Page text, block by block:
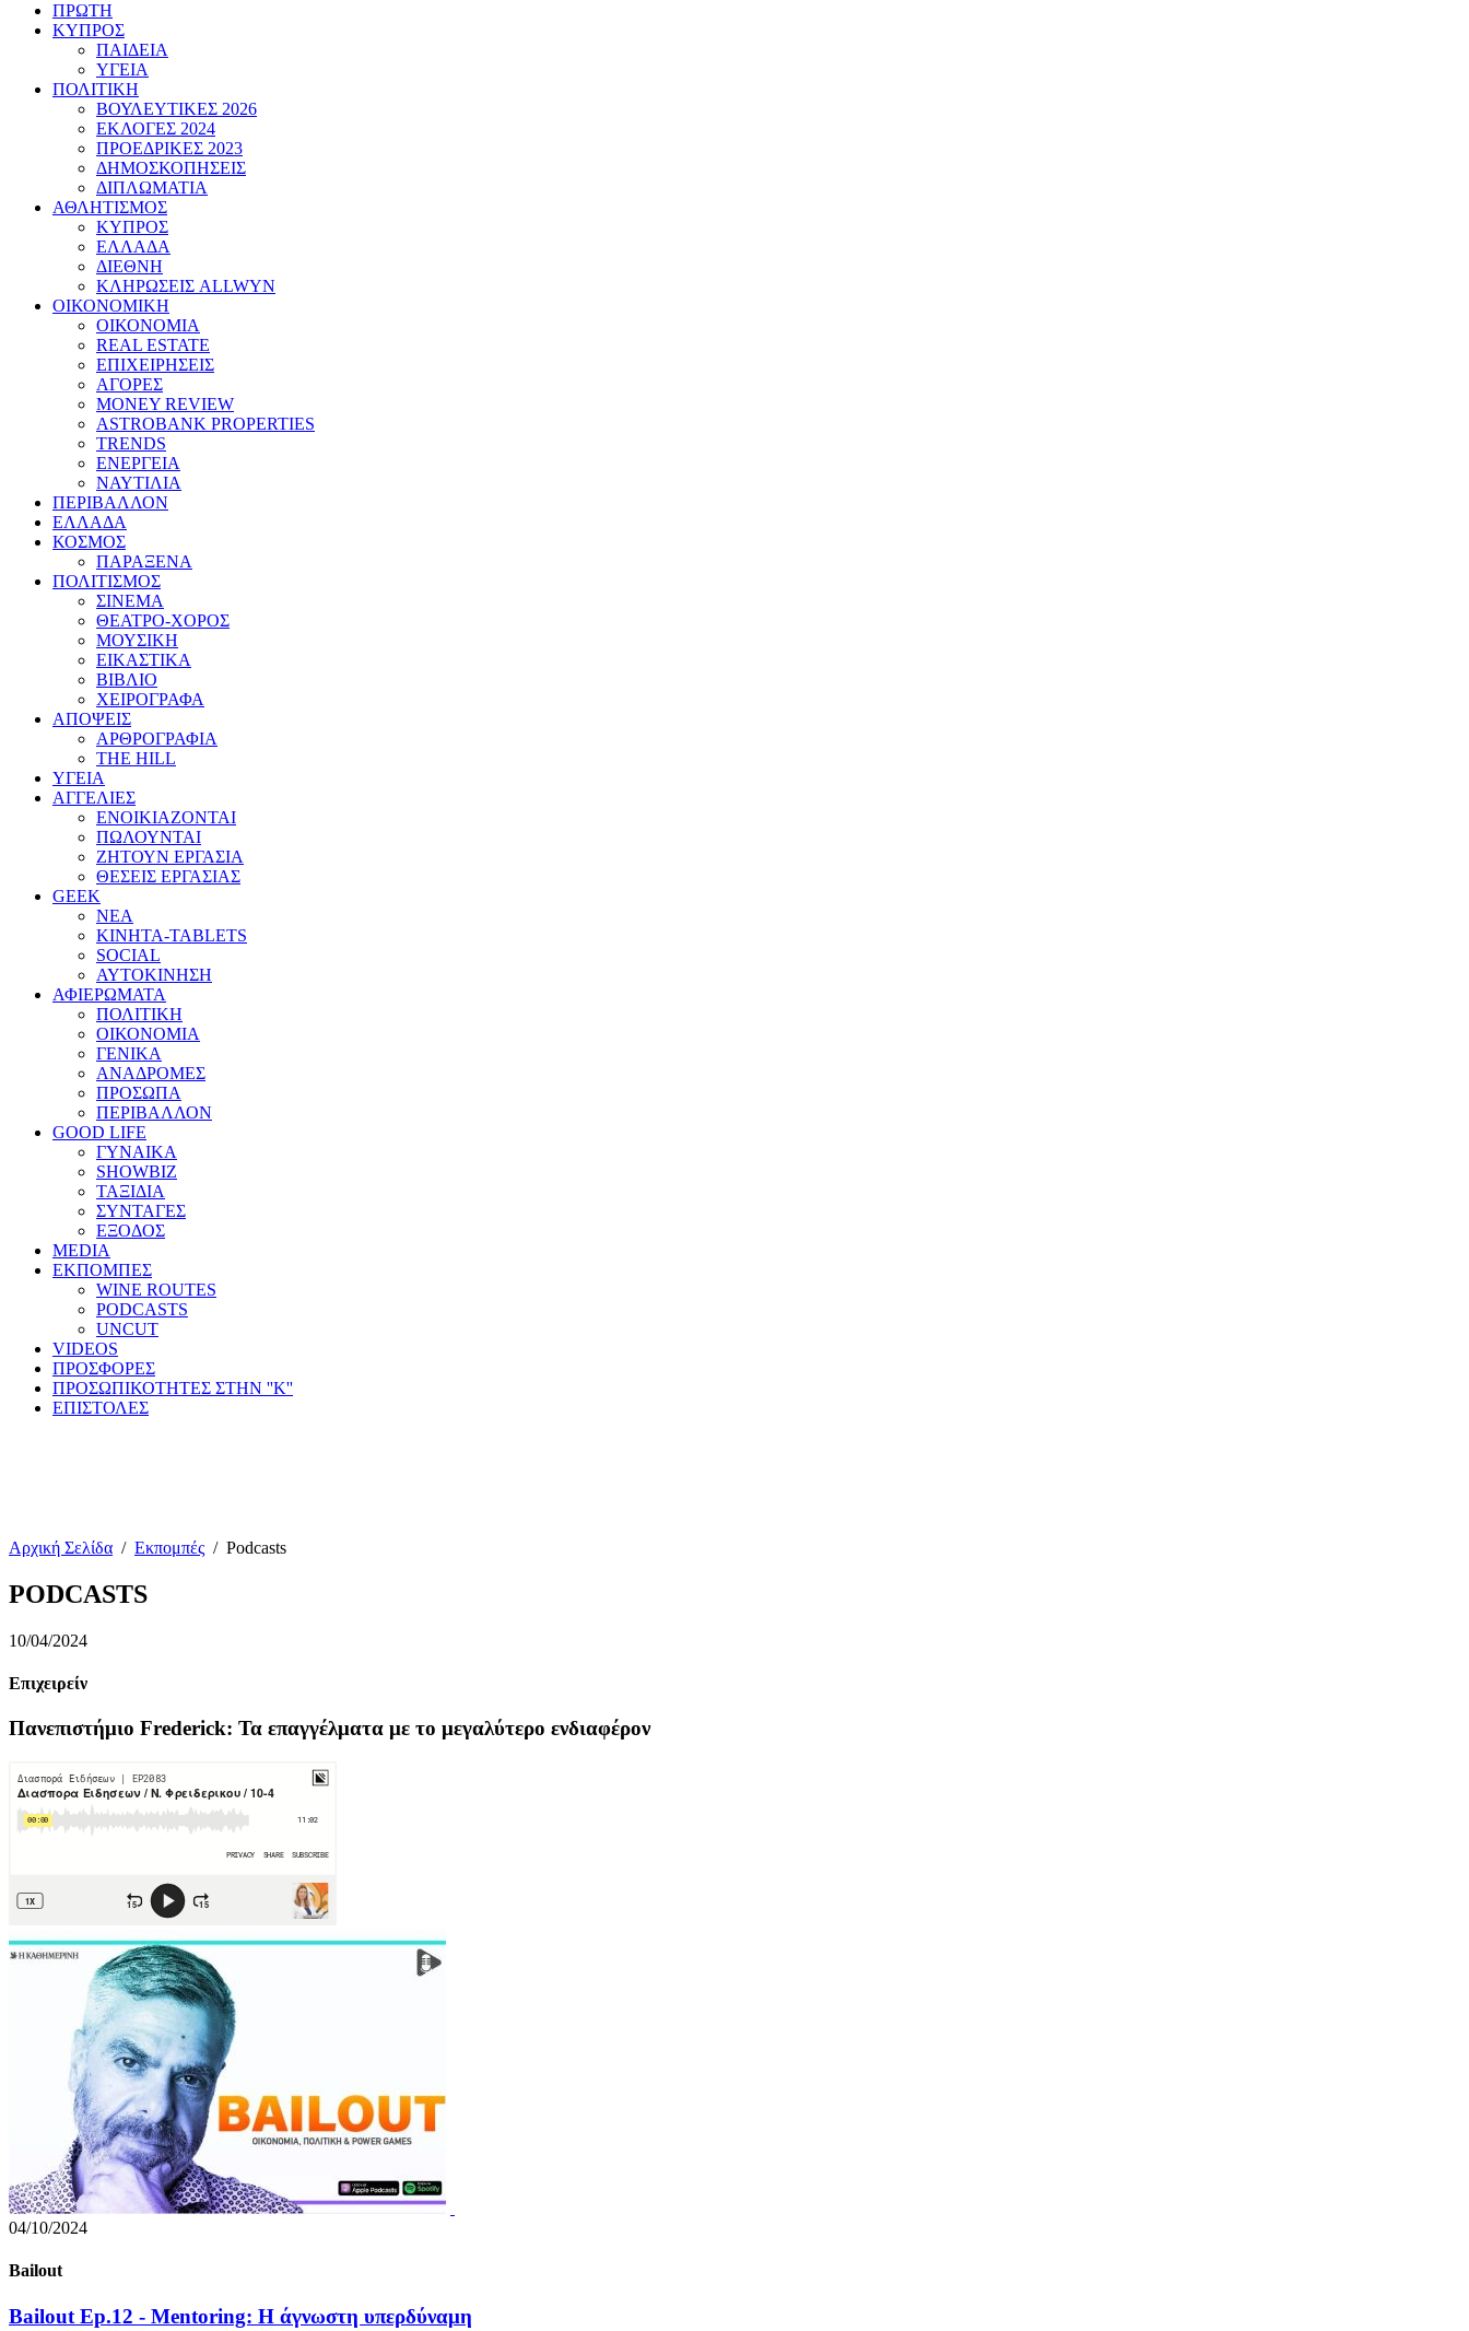
ΠΡΩΤΗ
ΚΥΠΡΟΣ
ΠΑΙΔΕΙΑ
ΥΓΕΙΑ
ΠΟΛΙΤΙΚΗ
ΒΟΥΛΕΥΤΙΚΕΣ 2026
ΕΚΛΟΓΕΣ 2024
ΠΡΟΕΔΡΙΚΕΣ 2023
ΔΗΜΟΣΚΟΠΗΣΕΙΣ
ΔΙΠΛΩΜΑΤΙΑ
ΑΘΛΗΤΙΣΜΟΣ
ΚΥΠΡΟΣ
ΕΛΛΑΔΑ
ΔΙΕΘΝΗ
ΚΛΗΡΩΣΕΙΣ ALLWYN
ΟΙΚΟΝΟΜΙΚΗ
ΟΙΚΟΝΟΜΙΑ
REAL ESTATE
ΕΠΙΧΕΙΡΗΣΕΙΣ
ΑΓΟΡΕΣ
MONEY REVIEW
ASTROBANK PROPERTIES
TRENDS
ΕΝΕΡΓΕΙΑ
ΝΑΥΤΙΛΙΑ
ΠΕΡΙΒΑΛΛΟΝ
ΕΛΛΑΔΑ
ΚΟΣΜΟΣ
ΠΑΡΑΞΕΝΑ
ΠΟΛΙΤΙΣΜΟΣ
ΣΙΝΕΜΑ
ΘΕΑΤΡΟ-ΧΟΡΟΣ
ΜΟΥΣΙΚΗ
ΕΙΚΑΣΤΙΚΑ
ΒΙΒΛΙΟ
ΧΕΙΡΟΓΡΑΦΑ
ΑΠΟΨΕΙΣ
ΑΡΘΡΟΓΡΑΦΙΑ
THE HILL
ΥΓΕΙΑ
ΑΓΓΕΛΙΕΣ
ΕΝΟΙΚΙΑΖΟΝΤΑΙ
ΠΩΛΟΥΝΤΑΙ
ΖΗΤΟΥΝ ΕΡΓΑΣΙΑ
ΘΕΣΕΙΣ ΕΡΓΑΣΙΑΣ
GEEK
ΝΕΑ
ΚΙΝΗΤΑ-TABLETS
SOCIAL
ΑΥΤΟΚΙΝΗΣΗ
ΑΦΙΕΡΩΜΑΤΑ
ΠΟΛΙΤΙΚΗ
ΟΙΚΟΝΟΜΙΑ
ΓΕΝΙΚΑ
ΑΝΑΔΡΟΜΕΣ
ΠΡΟΣΩΠΑ
ΠΕΡΙΒΑΛΛΟΝ
GOOD LIFE
ΓΥΝΑΙΚΑ
SHOWBIZ
ΤΑΞΙΔΙΑ
ΣΥΝΤΑΓΕΣ
ΕΞΟΔΟΣ
MEDIA
ΕΚΠΟΜΠΕΣ
WINE ROUTES
PODCASTS
UNCUT
VIDEOS
ΠΡΟΣΦΟΡΕΣ
ΠΡΟΣΩΠΙΚΟΤΗΤΕΣ ΣΤΗΝ ''Κ''
ΕΠΙΣΤΟΛΕΣ
Αρχική Σελίδα / Εκπομπές / Podcasts
PODCASTS
10/04/2024
Επιχειρείν
Πανεπιστήμιο Frederick: Τα επαγγέλματα με το μεγαλύτερο ενδιαφέρον
04/10/2024
Bailout
Bailout Ep.12 - Mentoring: Η άγνωστη υπερδύναμη